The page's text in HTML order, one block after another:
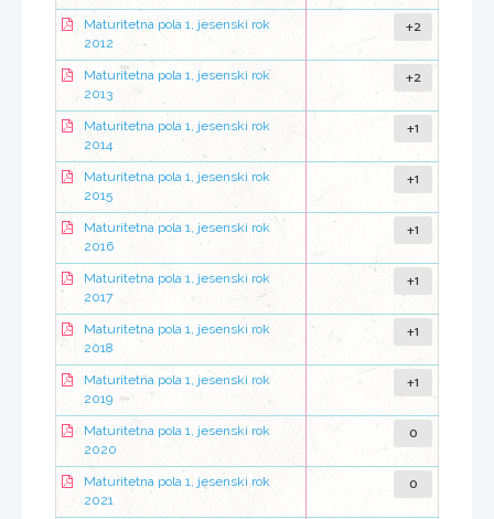
Maturitetna pola 1, jesenski rok
2012
+2
Maturitetna pola 1, jesenski rok
2013
+2
Maturitetna pola 1, jesenski rok
2014
+1
Maturitetna pola 1, jesenski rok
2015
+1
Maturitetna pola 1, jesenski rok
2016
+1
Maturitetna pola 1, jesenski rok
2017
+1
Maturitetna pola 1, jesenski rok
2018
+1
Maturitetna pola 1, jesenski rok
2019
+1
Maturitetna pola 1, jesenski rok
2020
0
Maturitetna pola 1, jesenski rok
2021
0